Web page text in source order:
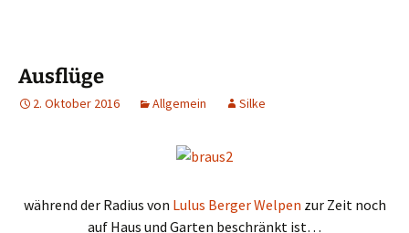
Ausflüge
2. Oktober 2016 Allgemein Silke
während der Radius von Lulus Berger Welpen zur Zeit noch
auf Haus und Garten beschränkt ist…